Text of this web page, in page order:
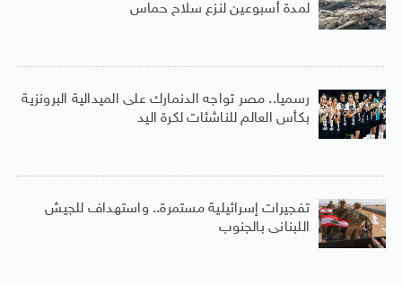
لمدة أسبوعين لنزع سلاح حماس
رسميا.. مصر تواجه الدنمارك على الميدالية البرونزية
بكأس العالم للناشئات لكرة اليد
تفجيرات إسرائيلية مستمرة.. واستهداف للجيش
اللبنانى بالجنوب